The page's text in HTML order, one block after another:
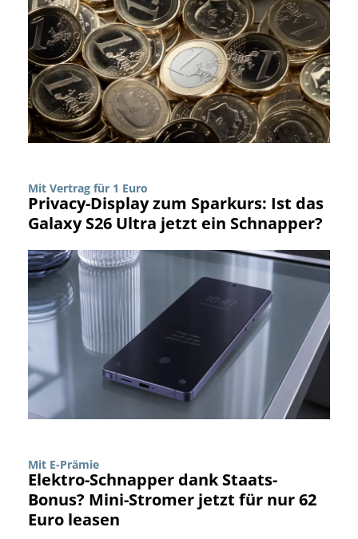
Mit Vertrag für 1 Euro
Privacy-Display zum Sparkurs: Ist das
Galaxy S26 Ultra jetzt ein Schnapper?
Mit E-Prämie
Elektro-Schnapper dank Staats-
Bonus? Mini-Stromer jetzt für nur 62
Euro leasen